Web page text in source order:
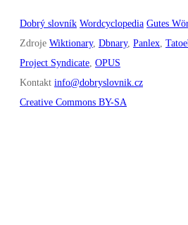
Dobrý slovník Wordcyclopedia Gutes
Zdroje Wiktionary, Dbnary, Panlex
Project Syndicate OPUS
Kontakt info@dobryslovnik.cz
Creative Commons BY-SA